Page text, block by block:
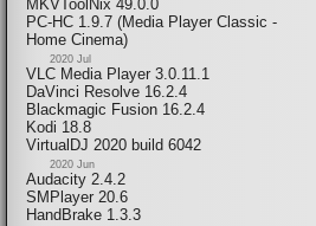
MKVToolNix 49.0.0
PC-HC 1.9.7 (Media Player Classic -
Home Cinema)
2020 Jul
VLC Media Player 3.0.11.1
DaVinci Resolve 16.2.4
Blackmagic Fusion 16.2.4
Kodi 18.8
VirtualDJ 2020 build 6042
2020 Jun
Audacity 2.4.2
SMPlayer 20.6
HandBrake 1.3.3